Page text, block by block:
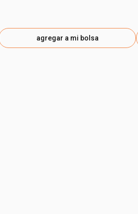
agregar a mi bolsa